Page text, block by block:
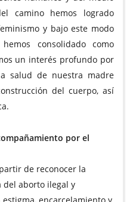
camino hemos logrado
y bajo este modo
consolidado como
un interés profundo por
salud de nuestra madre
del cuerpo, así
por el
de reconocer la
aborto ilegal y